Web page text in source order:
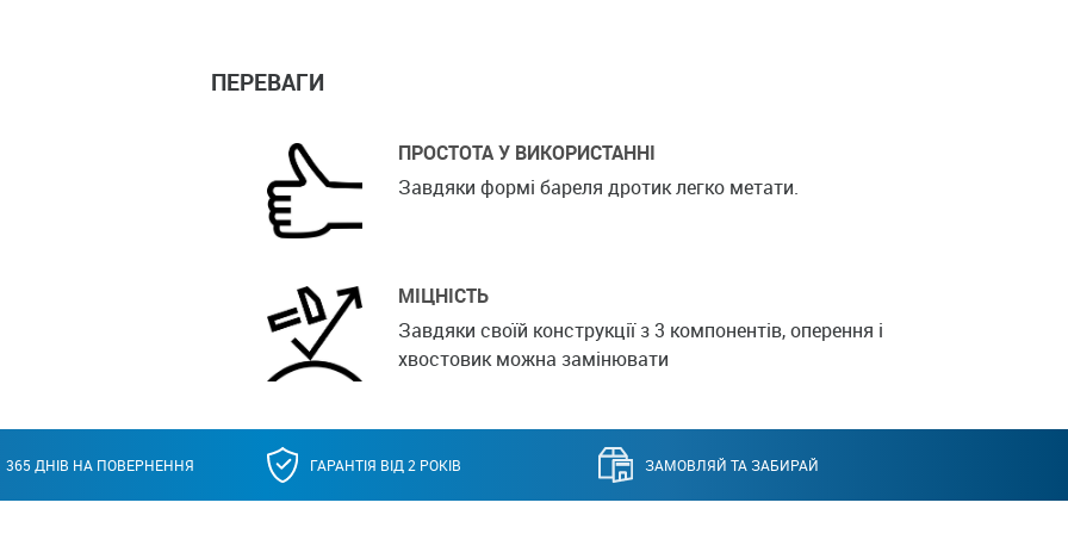
ПЕРЕВАГИ
ПРОСТОТА У ВИКОРИСТАННІ
Завдяки формі бареля дротик легко метати.
МІЦНІСТЬ
Завдяки своїй конструкції з 3 компонентів, оперення і
хвостовик можна замінювати
365 ДНІВ НА ПОВЕРНЕННЯ ГАРАНТІЯ ВІД 2 РОКІВ ЗАМОВЛЯЙ ТА ЗАБИРАЙ